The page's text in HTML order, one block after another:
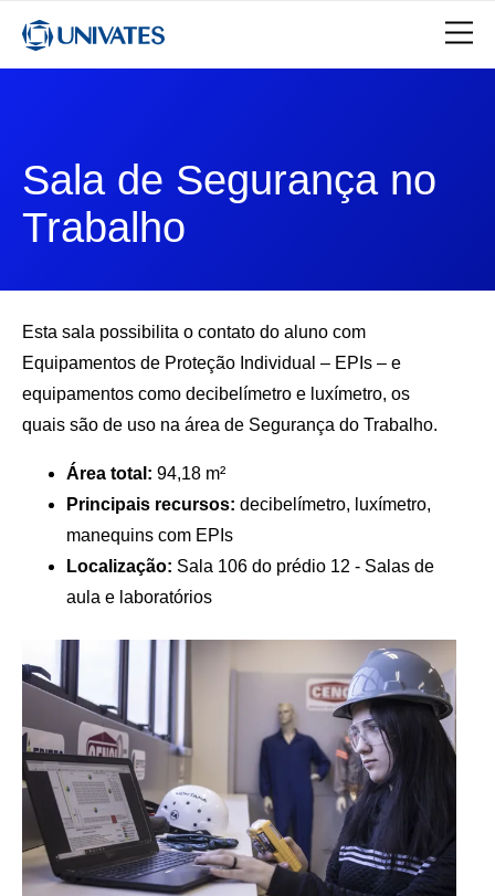
Sala de Segurança no
Trabalho
Esta sala possibilita o contato do aluno com
Equipamentos de Proteção Individual – EPIs – e
equipamentos como decibelímetro e luxímetro, os
quais são de uso na área de Segurança do Trabalho.
Área total: 94,18 m²
Principais recursos: decibelímetro, luxímetro,
manequins com EPIs
Localização: Sala 106 do prédio 12 - Salas de
aula e laboratórios